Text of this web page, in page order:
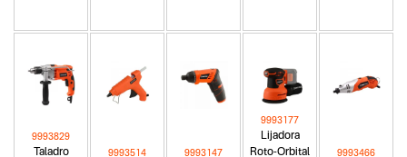
Taladro
9993829
9993514 9993147
Lijadora
Roto-Orbital
9993177
9993466